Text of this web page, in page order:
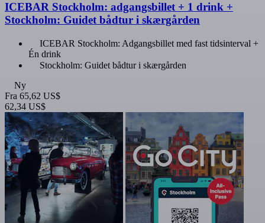
ICEBAR Stockholm: adgangsbillet + 1 drink +
Stockholm: Guidet bådtur i skærgården
ICEBAR Stockholm: Adgangsbillet med fast tidsinterval +
Én drink
Stockholm: Guidet bådtur i skærgården
Ny
Fra 65,62 US$
62,34 US$